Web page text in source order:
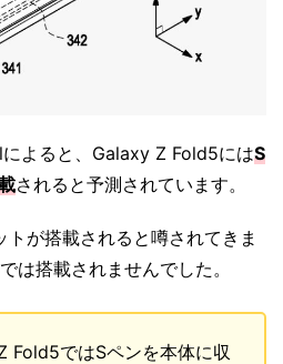
よると、Galaxy Z Fold5にはS
されると予測されています。
が搭載されると噂されてきま
は搭載されませんでした。
Fold5ではSペンを本体に収